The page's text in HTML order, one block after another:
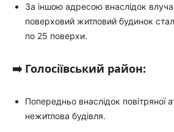
За іншою адресою внаслідок
поверховий житловий будинок
по 25 поверхи.
➡️ Голосіївський район:
Попередньо внаслідок повітряної
нежитлова будівля.